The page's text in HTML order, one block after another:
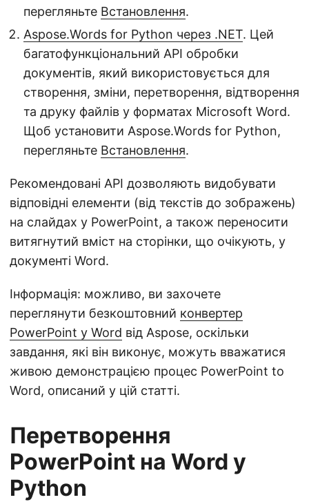
перегляньте Встановлення.
Aspose.Words for Python через .NET. Цей
багатофункціональний API обробки
документів, який використовується для
створення, зміни, перетворення, відтворення
та друку файлів у форматах Microsoft Word.
Щоб установити Aspose.Words for Python,
перегляньте Встановлення.
Рекомендовані API дозволяють видобувати
відповідні елементи (від текстів до зображень)
на слайдах у PowerPoint, а також переносити
витягнутий вміст на сторінки, що очікують, у
документі Word.
Інформація: можливо, ви захочете
переглянути безкоштовний конвертер
PowerPoint у Word від Aspose, оскільки
завдання, які він виконує, можуть вважатися
живою демонстрацією процес PowerPoint to
Word, описаний у цій статті.
Перетворення
PowerPoint на Word у
Python